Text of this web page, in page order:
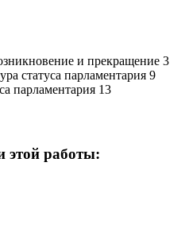
и прекращение 3
статуса парламентария 9
парламентария 13
этой работы: